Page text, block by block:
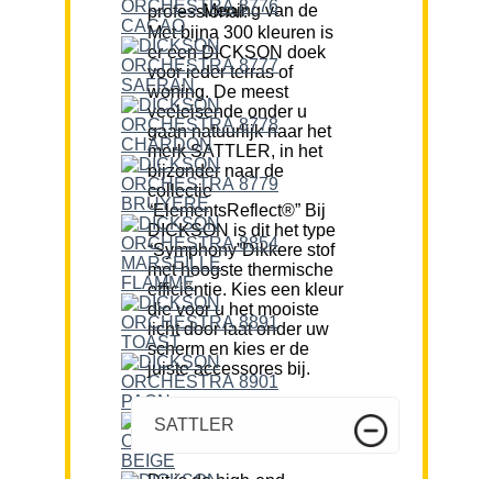
Mening van de professional:
Met bijna 300 kleuren is
er een DICKSON doek
voor ieder terras of
woning. De meest
veeleisende onder u
gaan natuurlijk naar het
merk SATTLER, in het
bijzonder naar de
collectie
“ElementsReflect®” Bij
DICKSON is dit het type
“Symphony”Dikkere stof
met hoogste thermische
efficiëntie. Kies een kleur
die voor u het mooiste
licht door laat onder uw
scherm en kies er de
juiste accessores bij.
SATTLER